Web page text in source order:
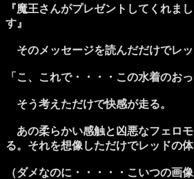
『魔王さんがプレゼントしてくれま
す』
そのメッセージを読んだだけでレ
「こ、これで・・・・この水着のお
そう考えただけで快感が走る。
あの柔らかい感触と凶悪なフェロ
る。それを想像しただけでレッドの
（ダメなのに・・・・・こいつの画